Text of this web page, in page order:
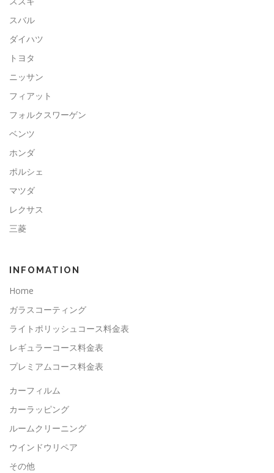
スバル
ダイハツ
トヨタ
ニッサン
フィアット
フォルクスワーゲン
ベンツ
ホンダ
ポルシェ
マツダ
レクサス
三菱
INFOMATION
Home
ガラスコーティング
ライトポリッシュコース料金表
レギュラーコース料金表
プレミアムコース料金表
カーフィルム
カーラッピング
ルームクリーニング
ウインドウリペア
その他